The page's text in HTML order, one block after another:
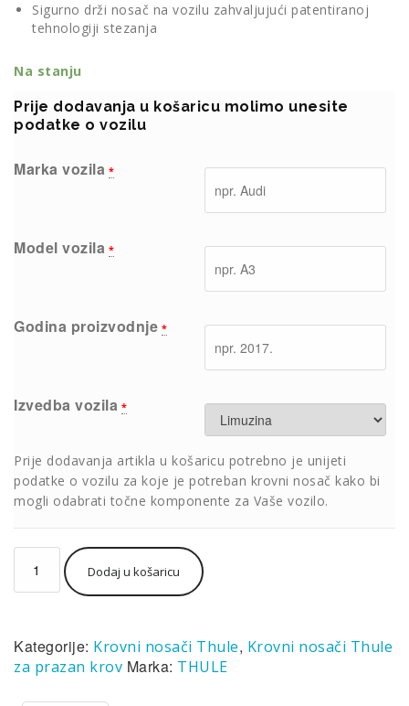
Sigurno drži nosač na vozilu zahvaljujući patentiranoj
tehnologiji stezanja
Na stanju
Prije dodavanja u košaricu molimo unesite
podatke o vozilu
Marka vozila *
Model vozila *
Godina proizvodnje *
Izvedba vozila *
Prije dodavanja artikla u košaricu potrebno je unijeti
podatke o vozilu za koje je potreban krovni nosač kako bi
mogli odabrati točne komponente za Vaše vozilo.
Komplet
Thule
krovni
aluminijskom
šipkom
šipki
Dodaj u košaricu
Kategorije: Krovni nosači Thule, Krovni nosači Thule
za prazan krov Marka: THULE